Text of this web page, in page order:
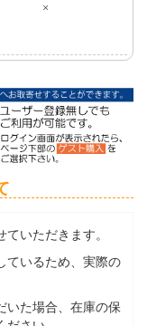
×
いただきます。
ているため、実際の
いた場合、在庫の保